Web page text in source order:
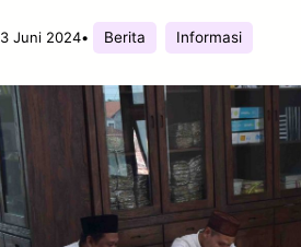
3 Juni 2024• Berita Informasi